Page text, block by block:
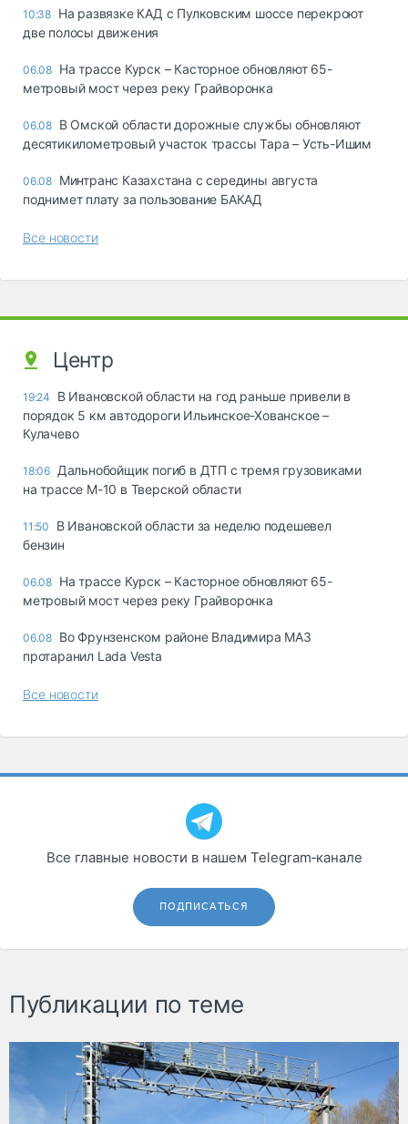
10:38 На развязке КАД с Пулковским шоссе перекроют
две полосы движения
06.08 На трассе Курск – Касторное обновляют 65-
метровый мост через реку Грайворонка
06.08 В Омской области дорожные службы обновляют
десятикилометровый участок трассы Тара – Усть-Ишим
06.08 Минтранс Казахстана с середины августа
поднимет плату за пользование БАКАД
Все новости
Центр
19:24
В Ивановской области на год раньше привели в
порядок 5 км автодороги Ильинское-Хованское –
Кулачево
18:06 Дальнобойщик погиб в ДТП с тремя грузовиками
на трассе М-10 в Тверской области
11:50
В Ивановской области за неделю подешевел
бензин
06.08 На трассе Курск – Касторное обновляют 65-
метровый мост через реку Грайворонка
06.08 Во Фрунзенском районе Владимира МАЗ
протаранил Lada Vesta
Все новости
Все главные новости в нашем Telegram‑канале
ПОДПИСАТЬСЯ
Публикации по теме